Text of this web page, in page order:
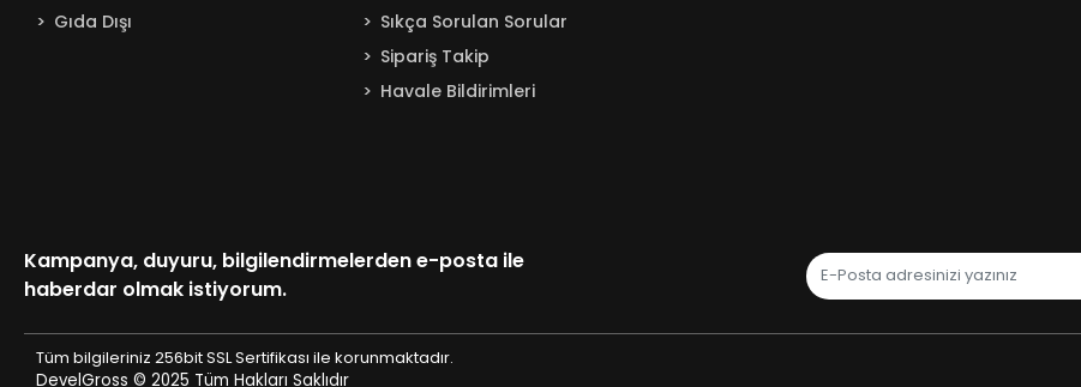
Çaykur
Çiçek
Gıda Dışı
Sıkça Sorulan Sorular
Sipariş Takip
Havale Bildirimleri
Kampanya, duyuru, bilgilendirmelerden e-posta ile
haberdar olmak istiyorum.
Tüm bilgileriniz 256bit SSL Sertifikası ile korunmaktadır.
DevelGross © 2025 Tüm Hakları Saklıdır